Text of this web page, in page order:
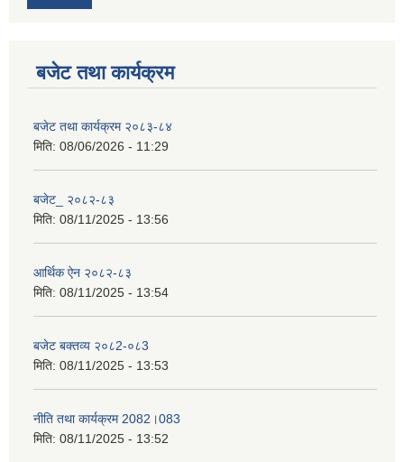
बजेट तथा कार्यक्रम
बजेट तथा कार्यक्रम २०८३-८४
मिति: 08/06/2026 - 11:29
बजेट_ २०८२-८३
मिति: 08/11/2025 - 13:56
आर्थिक ऐन २०८२-८३
मिति: 08/11/2025 - 13:54
बजेट बक्तव्य २०८2-०८3
मिति: 08/11/2025 - 13:53
नीति तथा कार्यक्रम 2082।083
मिति: 08/11/2025 - 13:52